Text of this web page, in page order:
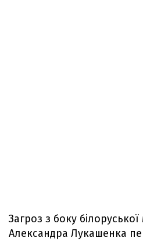
Загроз з боку
Александра Лукашенка